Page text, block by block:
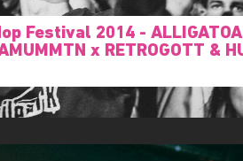
Festival 2014 -
x RETROGOTT &